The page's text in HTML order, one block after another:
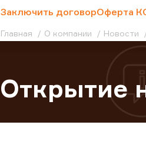
Заключить договорОферта
Главная О компании Новости
Открытие